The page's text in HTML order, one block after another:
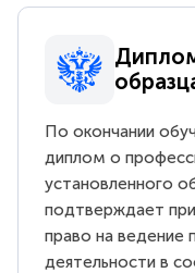
По окончании
диплом о
установленного
подтверждает
право на ведение
деятельности в